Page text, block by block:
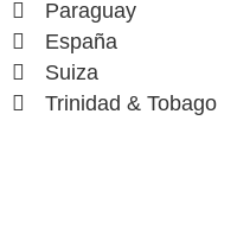
Paraguay
España
Suiza
Trinidad & Tobago